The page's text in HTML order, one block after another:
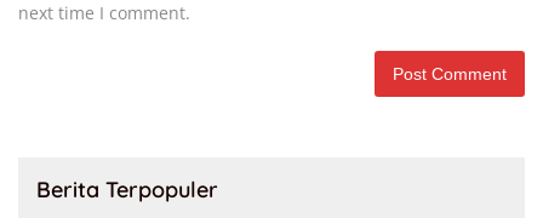
next time I comment.
Berita Terpopuler